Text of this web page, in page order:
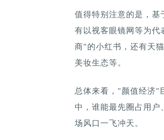
值得特别注意的是，基
有以视客眼镜网等为
商"的小红书，还有天
美妆生态等。
总体来看，"颜值经济"
中，谁能最先圈占用
场风口一飞冲天。